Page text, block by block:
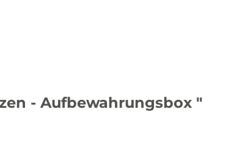
- Aufbewahrungsbox "